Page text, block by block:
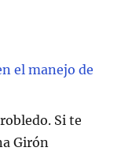
el manejo de
Si te
Girón